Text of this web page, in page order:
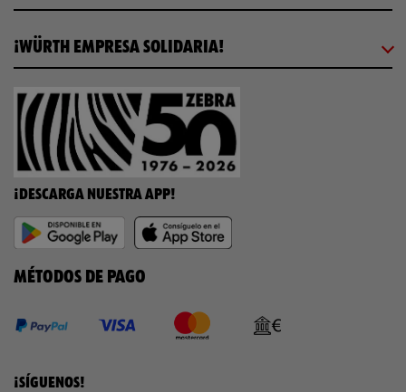
¡WÜRTH EMPRESA SOLIDARIA!
¡DESCARGA NUESTRA APP!
MÉTODOS DE PAGO
¡SÍGUENOS!